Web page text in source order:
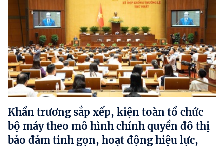
Khẩn trương sắp xếp, kiện toàn tổ chức
bộ máy theo mô hình chính quyền đô thị
bảo đảm tinh gọn, hoạt động hiệu lực,